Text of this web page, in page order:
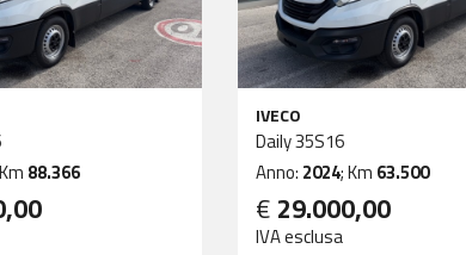
88.366
IVECO
Daily 35S16
Anno: 2024; Km 63.500
€ 29.000,00
IVA esclusa